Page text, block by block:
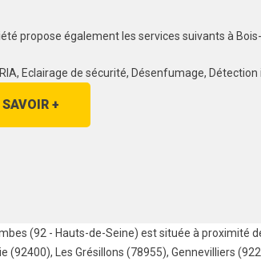
propose également les services suivants à
Eclairage de sécurité, Désenfumage,
+
(92 - Hauts-de-Seine) est située à proximité
(92400), Les Grésillons (78955), Gennevilliers